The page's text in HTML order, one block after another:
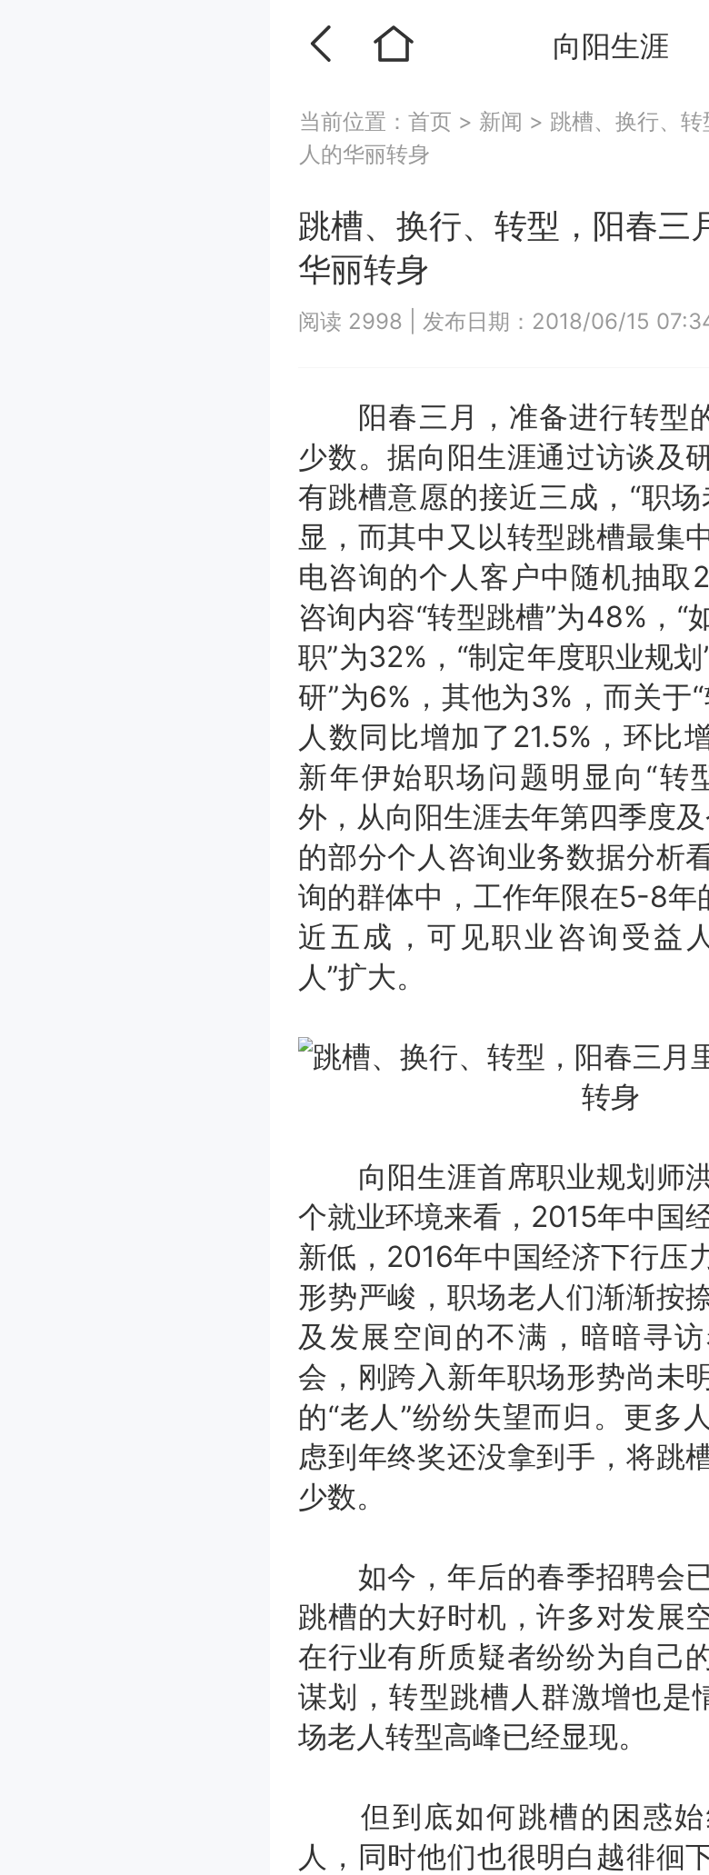
向阳生涯
当前位置： 首页 > 新闻 > 跳槽、换行、
人的华丽转身
跳槽、换行、转型，阳春三
华丽转身
阅读 2998 发布日期：2018/06/15
阳春三月，准备进行转型的
少数。据向阳生涯通过访谈及
有跳槽意愿的接近三成，“职
显，而其中又以转型跳槽最集
电咨询的个人客户中随机抽取
咨询内容“转型跳槽”为48%，“
职”为32%，“制定年度职业规划
研”为6%，其他为3%，而关于
人数同比增加了21.5%，环比
新年伊始职场问题明显向“转
外，从向阳生涯去年第四季度
的部分个人咨询业务数据分析
询的群体中，工作年限在5-8年
近五成，可见职业咨询受益
人”扩大。
向阳生涯首席职业规划师
个就业环境来看，2015年中国
新低，2016年中国经济下行压
形势严峻，职场老人们渐渐按
及发展空间的不满，暗暗寻
会，刚跨入新年职场形势尚未
的“老人”纷纷失望而归。更多
虑到年终奖还没拿到手，将跳
少数。
如今，年后的春季招聘会
跳槽的大好时机，许多对发展
在行业有所质疑者纷纷为自己
谋划，转型跳槽人群激增也是
场老人转型高峰已经显现。
但到底如何跳槽的困惑始
人，同时他们也很明白越徘徊